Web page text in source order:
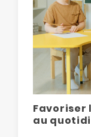
Favoriser
au